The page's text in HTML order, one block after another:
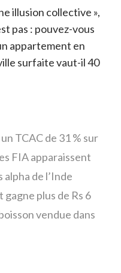
illusion collective »,
pas : pouvez-vous
appartement en
surfaite vaut-il 40
TCAC de 31 % sur
FIA apparaissent
de l’Inde
plus de Rs 6
vendue dans